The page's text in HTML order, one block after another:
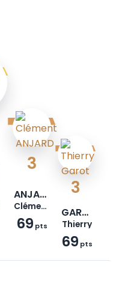
3
ANJARD
Clément
69 pts
3
GAROT
Thierry
69 pts